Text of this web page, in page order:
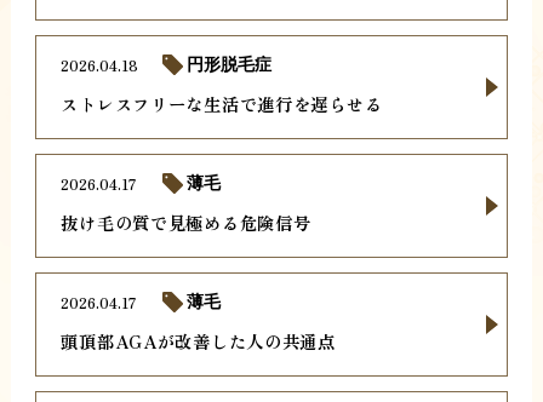
ストレスフリーな生活で進行を遅らせる
2026.04.18 円形脱毛症
抜け毛の質で見極める危険信号
2026.04.17 薄毛
頭頂部AGAが改善した人の共通点
2026.04.17 薄毛